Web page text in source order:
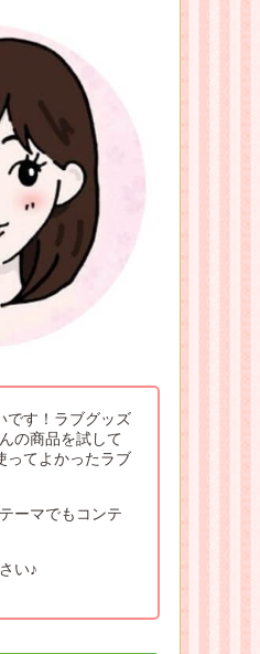
です！ラブグッズ
の商品を試して
ってよかったラブ
ーマでもコンテ
い♪